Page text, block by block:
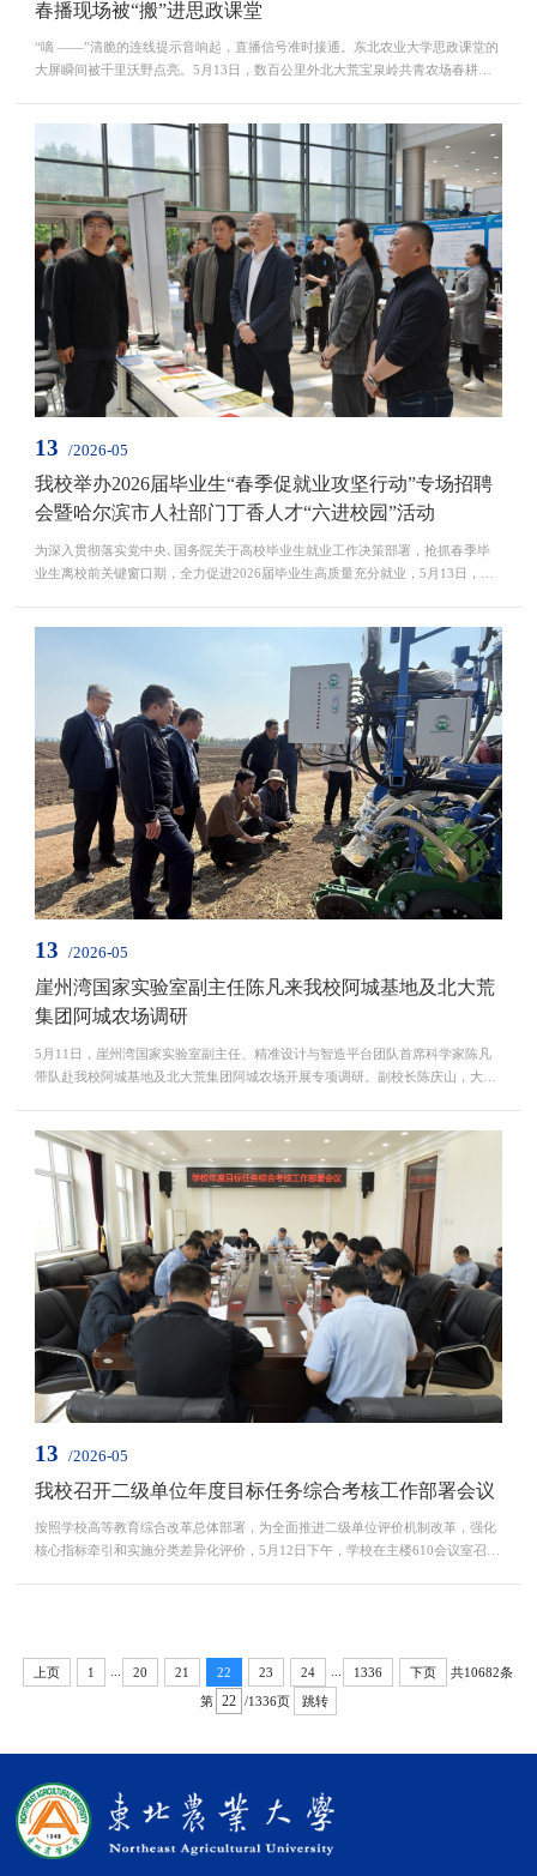
春播现场被“搬”进思政课堂
“嘀 ——”清脆的连线提示音响起，直播信号准时接通。东北农业大学思政课堂的
大屏瞬间被千里沃野点亮。5月13日，数百公里外北大荒宝泉岭共青农场春耕生
这样被实时“搬”进了思政课堂。直播镜头缓缓推进，宝泉岭共青农场的田间地头
尽收眼底。工作人员细致讲解当地水稻从大棚育...
13 /2026-05
我校举办2026届毕业生“春季促就业攻坚行动”专场招聘
会暨哈尔滨市人社部门丁香人才“六进校园”活动
为深入贯彻落实党中央､国务院关于高校毕业生就业工作决策部署，抢抓春季毕
业生离校前关键窗口期，全力促进2026届毕业生高质量充分就业，5月13日，由
部门丁香人才“六进校园”专场活动在我校音乐厅成功举办｡校党委书记付强，党
委副书记、工会主席孟炎，哈尔滨市人力资源和社...
13 /2026-05
崖州湾国家实验室副主任陈凡来我校阿城基地及北大荒
集团阿城农场调研
5月11日，崖州湾国家实验室副主任、精准设计与智造平台团队首席科学家陈凡
带队赴我校阿城基地及北大荒集团阿城农场开展专项调研。副校长陈庆山，大豆
专家，北大荒集团阿城农场党委书记、董事长孙永亭、副场长孙壮参加调研。调
研过程中，陈凡一行深入试验地块实地踏勘，详细询问...
13 /2026-05
我校召开二级单位年度目标任务综合考核工作部署会议
按照学校高等教育综合改革总体部署，为全面推进二级单位评价机制改革，强化
核心指标牵引和实施分类差异化评价，5月12日下午，学校在主楼610会议室召开
上页 1 20 21 22 23 24 1336 下页
共10682条
第
/1336页 跳转